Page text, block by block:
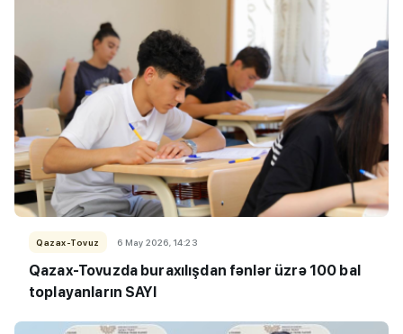
Qazax-Tovuz 6 May 2026, 14:23
Qazax-Tovuzda buraxılışdan fənlər üzrə 100 bal
toplayanIarın SAYI